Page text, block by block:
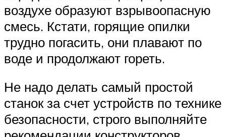
воздухе образуют взрывоопасную
смесь. Кстати, горящие опилки
трудно погасить, они плавают по
воде и продолжают гореть.
Не надо делать самый простой
станок за счет устройств по технике
безопасности, строго выполняйте